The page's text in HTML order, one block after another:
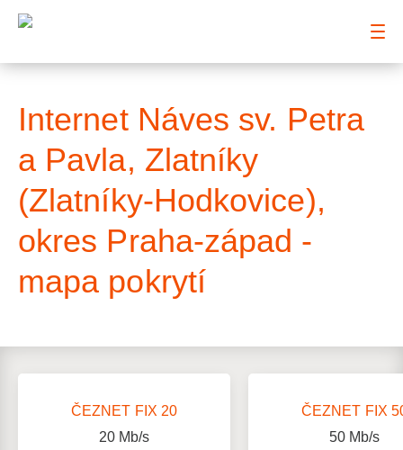
Internet Náves sv. Petra
a Pavla, Zlatníky
(Zlatníky-Hodkovice),
okres Praha-západ -
mapa pokrytí
ČEZNET FIX 20
20Mb/s
ČEZNET FIX
50Mb/s
: Mapa pokrytí ulice